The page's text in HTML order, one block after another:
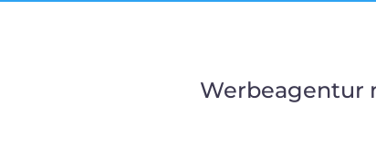
Werbeagentur